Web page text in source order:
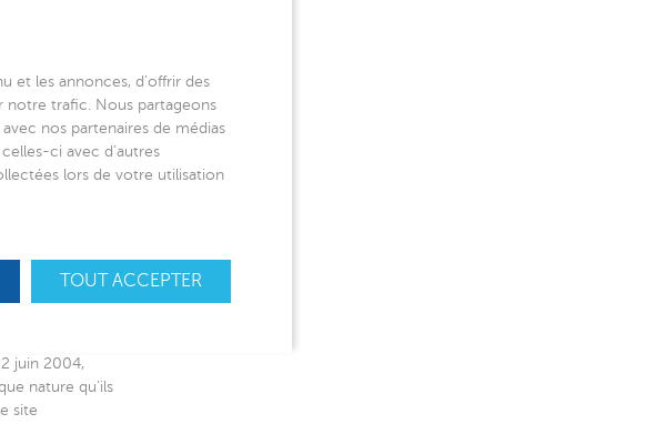
de
juin 2004,
nature qu’ils
site
et les annonces, d’offrir des
notre trafic. Nous partageons
nos partenaires de médias
ci avec d’autres
lors de votre utilisation
TOUT ACCEPTER